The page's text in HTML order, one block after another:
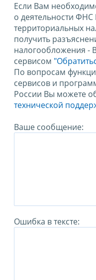
Если Вам
о деятельности
территориальных
получить
налогообложения -
сервисом
По вопросам
сервисов и
России Вы можете
технической
Ваше сообщение:
Ошибка в тексте: